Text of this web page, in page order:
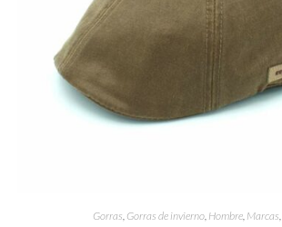
Gorras, Gorras de invierno, Hombre, Marcas,